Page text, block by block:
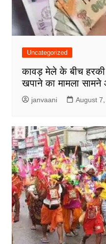
Uncategorized
कावड़ मेले के बीच हरकी
खपाने का मामला सामने
janvaani August